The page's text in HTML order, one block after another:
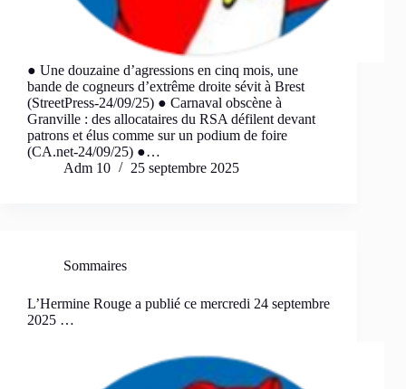
● Une douzaine d’agressions en cinq mois, une
bande de cogneurs d’extrême droite sévit à Brest
(StreetPress-24/09/25) ● Carnaval obscène à
Granville : des allocataires du RSA défilent devant
patrons et élus comme sur un podium de foire
(CA.net-24/09/25) ●…
Adm 10
25 septembre 2025
Sommaires
L’Hermine Rouge a publié ce mercredi 24 septembre
2025 …